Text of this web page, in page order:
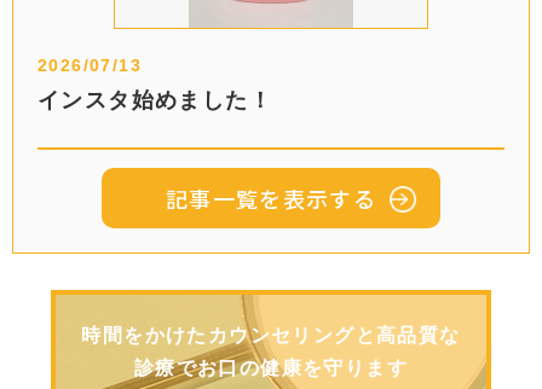
2026/07/13
インスタ始めました！
記事一覧を表示する
時間をかけたカウンセリングと高品質な
診療でお口の健康を守ります